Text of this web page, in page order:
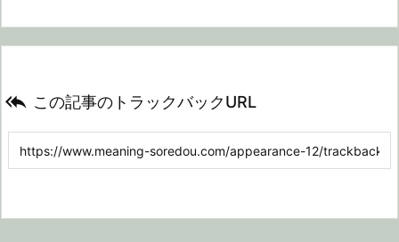
 この記事のトラックバックURL